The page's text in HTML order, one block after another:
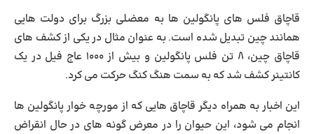
قاچاق فلس های پانگولین ها به معضلی بزرگ برای دولت هایی
همانند چین تبدیل شده است. به عنوان مثال در یکی از کشف های
قاچاق چین، ۸ تن فلس پانگولین و بیش از ۱۰۰۰ عاج فیل در یک
کانتینر کشف شد که به سمت هنگ کنگ حرکت می کرد.
این اخبار به همراه دیگر قاچاق هایی که از مورچه خوار پانگولین ها
انجام می شود، این حیوان را در معرض گونه های در حال انقراض